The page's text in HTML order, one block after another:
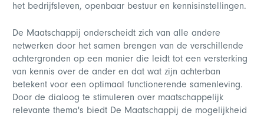
het bedrijfsleven, openbaar bestuur en kennisinstellingen.
De Maatschappij onderscheidt zich van alle andere
netwerken door het samen brengen van de verschillende
achtergronden op een manier die leidt tot een versterking
van kennis over de ander en dat wat zijn achterban
betekent voor een optimaal functionerende samenleving.
Door de dialoog te stimuleren over maatschappelijk
relevante thema's biedt De Maatschappij de mogelijkheid